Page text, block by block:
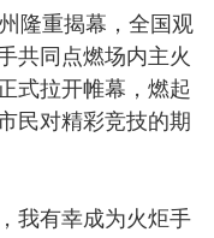
隆重揭幕，全国观
共同点燃场内主火
式拉开帷幕，燃起
民对精彩竞技的期
有幸成为火炬手